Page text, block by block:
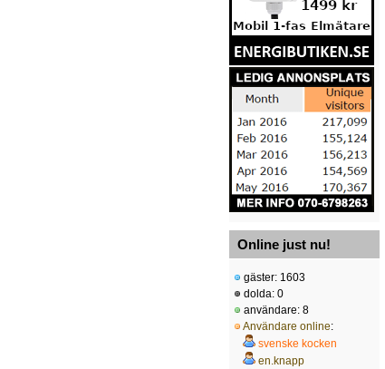
Online just nu!
gäster: 1603
dolda: 0
användare: 8
Användare online:
svenske kocken
en.knapp